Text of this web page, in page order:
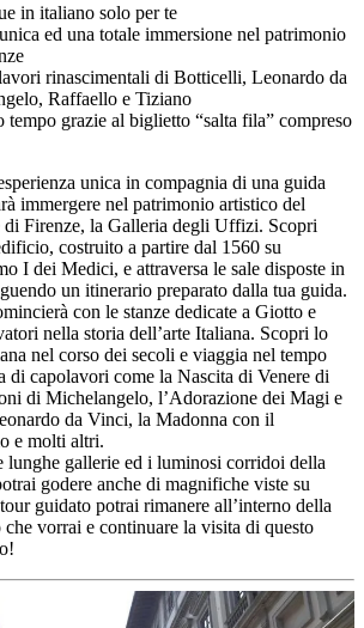
in italiano solo per te
ed una totale immersione nel patrimonio
rinascimentali di Botticelli, Leonardo da
Raffaello e Tiziano
tempo grazie al biglietto “salta fila” compreso
unica in compagnia di una guida
immergere nel patrimonio artistico del
di Firenze, la Galleria degli Uffizi. Scopri
costruito a partire dal 1560 su
I dei Medici, e attraversa le sale disposte in
un itinerario preparato dalla tua guida.
con le stanze dedicate a Giotto e
nella storia dell’arte Italiana. Scopri lo
nel corso dei secoli e viaggia nel tempo
di capolavori come la Nascita di Venere di
di Michelangelo, l’Adorazione dei Magi e
da Vinci, la Madonna con il
e molti altri.
lunghe gallerie ed i luminosi corridoi della
godere anche di magnifiche viste su
guidato potrai rimanere all’interno della
vorrai e continuare la visita di questo